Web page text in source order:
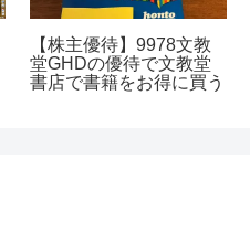
【株主優待】9978文教
堂GHDの優待で文教堂
書店で書籍をお得に買う